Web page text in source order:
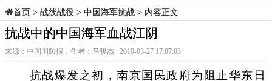
首页> 战线战役> 中国海军抗战> 内容正文
抗战中的中国海军血战江阴
来源：中国国防报，作者：马骏杰 2018-03-27 17:07:03
抗战爆发之初，南京国民政府为阻止华东日